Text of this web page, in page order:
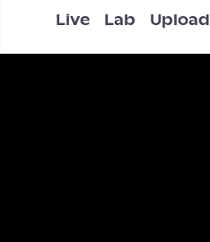
Hauptnavigation
Live Lab Upload